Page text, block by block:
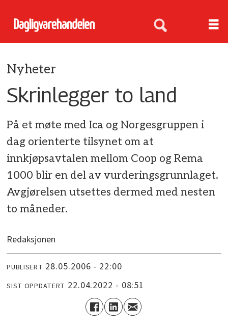
Nyheter
Skrinlegger to land
På et møte med Ica og Norgesgruppen i
dag orienterte tilsynet om at
innkjøpsavtalen mellom Coop og Rema
1000 blir en del av vurderingsgrunnlaget.
Avgjørelsen utsettes dermed med nesten
to måneder.
Redaksjonen
PUBLISERT 28.05.2006 - 22:00
SIST OPPDATERT 22.04.2022 - 08:51